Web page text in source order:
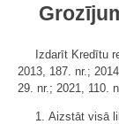
Izdarīt Kredītu
2013, 187. nr.;
29. nr.; 2021, 110.
1. Aizstāt visā